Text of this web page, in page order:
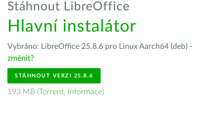
Stáhnout LibreOffice
Hlavní instalátor
Vybráno: LibreOffice 25.8.6 pro Linux Aarch64 (deb) -
změnit?
STÁHNOUT VERZI 25.8.6
193 MB (Torrent, Informace)